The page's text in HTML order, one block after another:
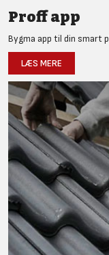
Proff app
Bygma app til din smart
LÆS MERE